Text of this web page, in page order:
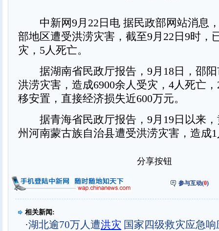
中新网9月22日电 据民政部网站消息
部地区遭受洪涝灾害，截至9月22日9时，
灾，5人死亡。
据湖南省民政厅报告，9月18日，邵阳
洪涝灾害，造成6900余人受灾，4人死亡
移安置，直接经济损失近600万元。
据青海省民政厅报告，9月19日以来，
州河南蒙古族自治县遭受洪涝灾害，造成
分享按钮
参与互动(0)
相关新闻:
·湖北逾70万人遭洪灾 国家四级救灾应急